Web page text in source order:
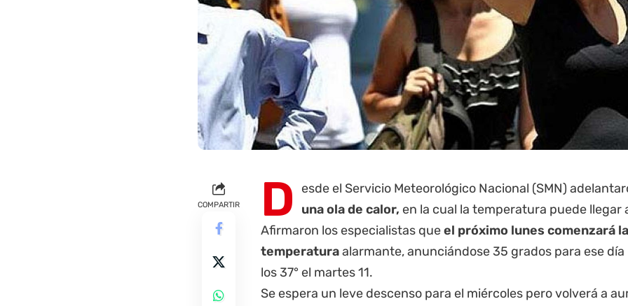
COMPARTIR D
esde el Servicio Meteorológico Nacional (SMN)
una ola de calor, en la cual la temperatura puede llegar
Afirmaron los especialistas queel próximo lunes comenzará
temperaturaalarmante, anunciándose 35 grados para ese
los 37° el martes 11.
Se espera un leve descenso para el miércoles pero volverá a